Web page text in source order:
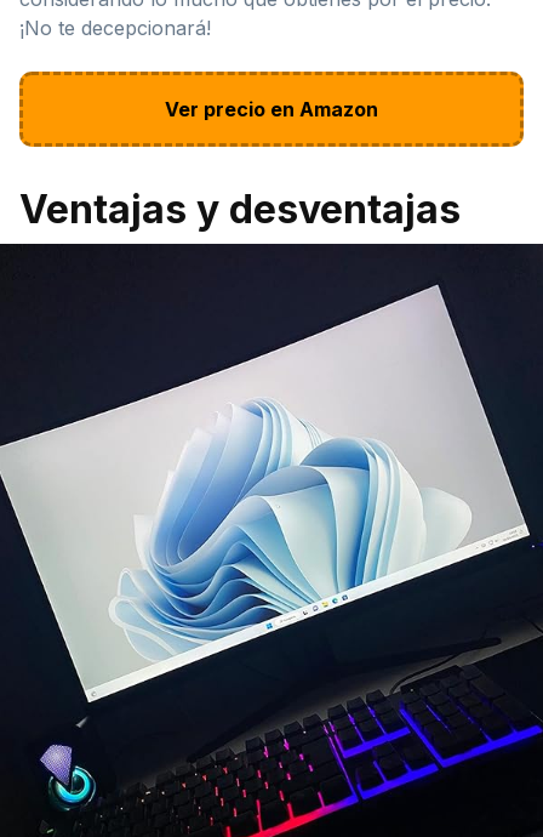
¡No te decepcionará!
Ver precio en Amazon
Ventajas y desventajas